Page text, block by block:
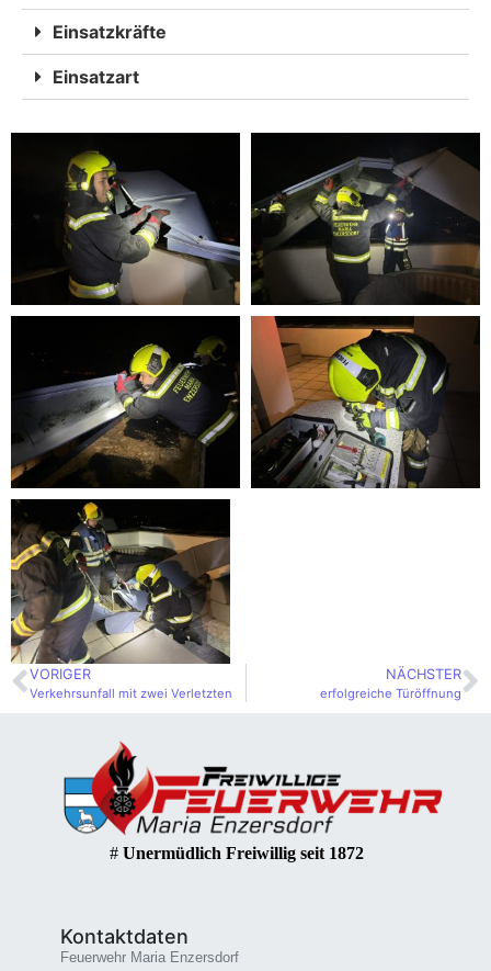
Einsatzkräfte
Einsatzart
VORIGER
Verkehrsunfall mit zwei Verletzten
NÄCHSTER
erfolgreiche Türöffnung
# Unermüdlich Freiwillig seit 1872
Kontaktdaten
Feuerwehr Maria Enzersdorf